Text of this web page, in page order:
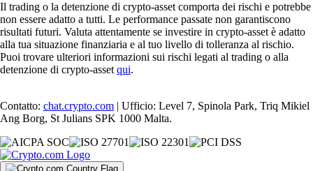
Il trading o la detenzione di crypto-asset comporta dei rischi e potrebbe
non essere adatto a tutti. Le performance passate non garantiscono
risultati futuri. Valuta attentamente se investire in crypto-asset è adatto
alla tua situazione finanziaria e al tuo livello di tolleranza al rischio.
Puoi trovare ulteriori informazioni sui rischi legati al trading o alla
detenzione di crypto-asset qui.
Contatto: chat.crypto.com | Ufficio: Level 7, Spinola Park, Triq Mikiel
Ang Borg, St Julians SPK 1000 Malta.